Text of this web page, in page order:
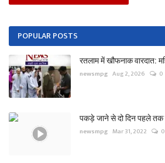
POPULAR POSTS
रतलाम में खौफनाक वारदात:
newsmpg Aug 2, 2026 0
पकड़े जाने से दो दिन पहले तक
newsmpg Mar 31, 2022 0